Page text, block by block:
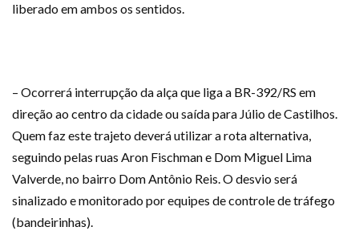
liberado em ambos os sentidos.
– Ocorrerá interrupção da alça que liga a BR-392/RS em
direção ao centro da cidade ou saída para Júlio de Castilhos.
Quem faz este trajeto deverá utilizar a rota alternativa,
seguindo pelas ruas Aron Fischman e Dom Miguel Lima
Valverde, no bairro Dom Antônio Reis. O desvio será
sinalizado e monitorado por equipes de controle de tráfego
(bandeirinhas).